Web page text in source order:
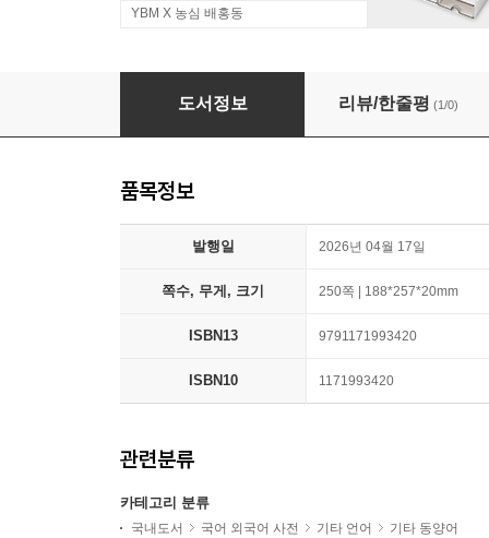
YBM X 농심 배홍동
단기 완성 태국어 시험 합격서
도서정보 리뷰/한줄평 (1/0)
품목정보
발행일 2026년 04월 17일
쪽수, 무게, 크기 250쪽 | 188*257*20mm
ISBN13 9791171993420
ISBN10 1171993420
관련분류
카테고리 분류
국내도서 국어 외국어 사전 기타 언어 기타 동양어